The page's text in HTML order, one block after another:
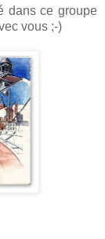
dans ce groupe
vous ;-)